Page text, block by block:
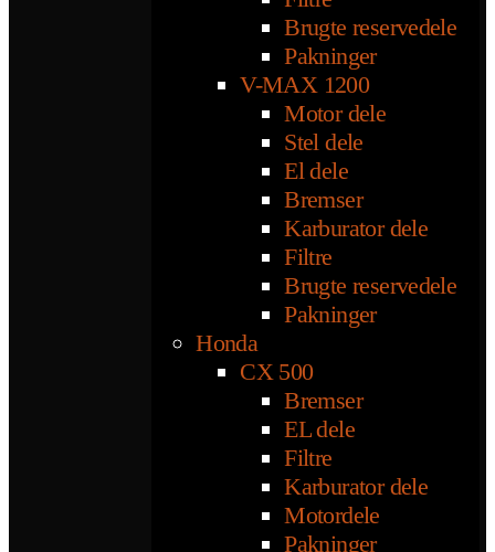
Brugte reservedele
Pakninger
V-MAX 1200
Motor dele
Stel dele
El dele
Bremser
Karburator dele
Filtre
Brugte reservedele
Pakninger
Honda
CX 500
Bremser
EL dele
Filtre
Karburator dele
Motordele
Pakninger